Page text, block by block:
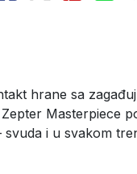
hrane sa
Masterpiece
svuda i u svakom